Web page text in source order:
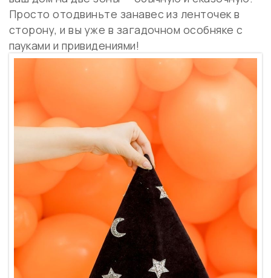
Просто отодвиньте занавес из ленточек в
сторону, и вы уже в загадочном особняке с
пауками и привидениями!